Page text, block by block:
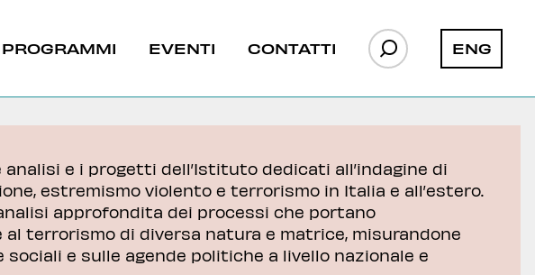
PROGRAMMI EVENTI CONTATTI ENG
analisi e i progetti dell’Istituto dedicati all’indagine di
estremismo violento e terrorismo in Italia e all’estero.
approfondita dei processi che portano
al terrorismo di diversa natura e matrice, misurandone
sociali e sulle agende politiche a livello nazionale e